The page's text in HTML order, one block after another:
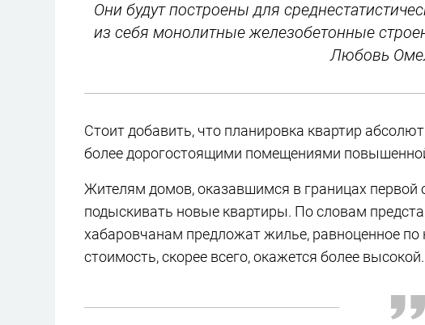
Они будут построены для
из себя монолитные железобетонные
Любовь
Стоит добавить, что планировка квартир
более дорогостоящими помещениями
Жителям домов, оказавшимся в границах первой
подыскивать новые квартиры. По словам
хабаровчанам предложат жилье, равноценное по
стоимость, скорее всего, окажется более высокой.